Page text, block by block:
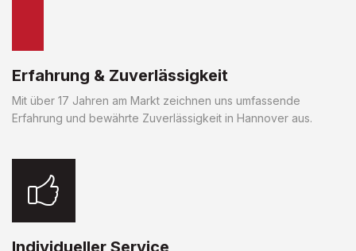
Erfahrung & Zuverlässigkeit
Mit über 17 Jahren am Markt zeichnen uns umfassende
Erfahrung und bewährte Zuverlässigkeit in Hannover aus.
Individueller Service